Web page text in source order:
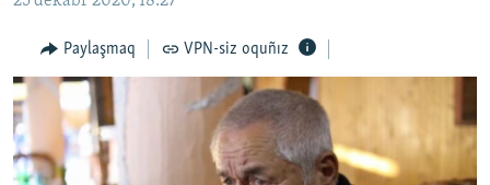
MEDENİYET
İNSAN AQLARI
VİDEO
SÜRET
BLOGLAR
Paylaşmaq VPN-siz oquñız